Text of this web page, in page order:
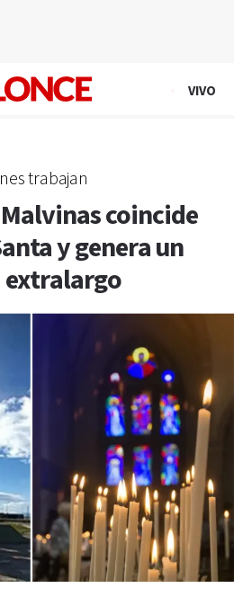
VIVO
trabajan
coincide
y genera un
extralargo